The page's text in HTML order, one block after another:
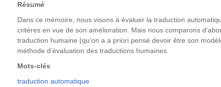
Résumé
Dans ce mémoire, nous visons à évaluer la traduction
critères en vue de son amélioration. Mais nous comparons
traduction humaine (qu’on a a priori pensé devoir être son
méthode d’évaluation des traductions humaines.
Mots-clés
traduction automatique